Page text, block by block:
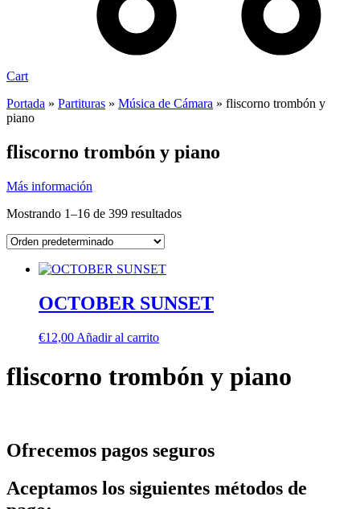
Cart
Portada » Partituras » Música de Cámara » fliscorno trombón y
piano
fliscorno trombón y piano
Más información
Mostrando 1–16 de 399 resultados
OCTOBER SUNSET
€12,00 Añadir al carrito
fliscorno trombón y piano
Ofrecemos pagos seguros
Aceptamos los siguientes métodos de